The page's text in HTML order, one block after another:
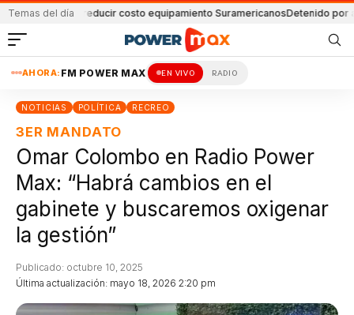
Temas del día
logró reducir costo equipamiento SuramericanosDetenido por
AHORA: FM POWER MAX EN VIVO RADIO
NOTICIAS POLÍTICA RECREO
3ER MANDATO
Omar Colombo en Radio Power
Max: “Habrá cambios en el
gabinete y buscaremos oxigenar
la gestión”
Última actualización: mayo 18, 2026 2:20 pm
Publicado: octubre 10, 2025